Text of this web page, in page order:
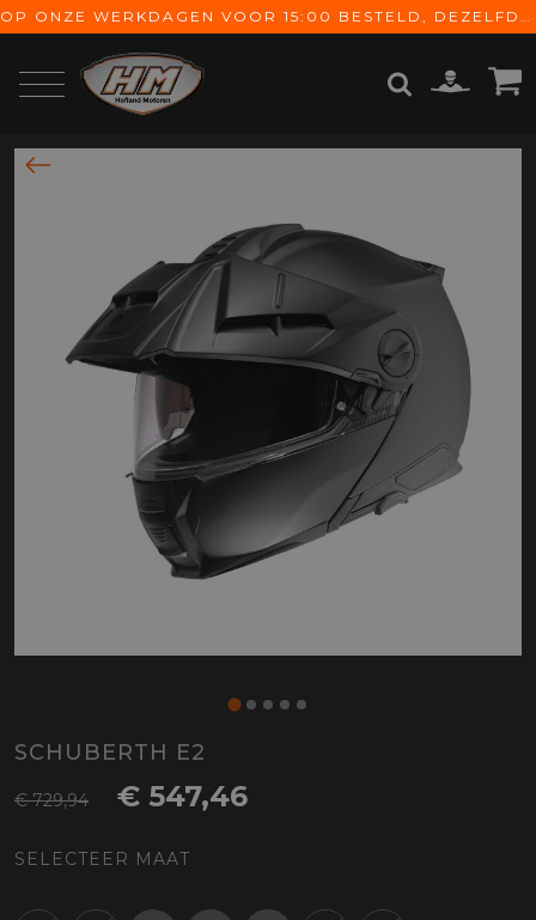
OP ONZE WERKDAGEN VOOR 15:00 BESTELD, DEZELFDE DAG VERZONDEN! GRATIS VERZENDING VANAF € 65,-
SCHUBERTH E2
€ 729,94 € 547,46
SELECTEER MAAT